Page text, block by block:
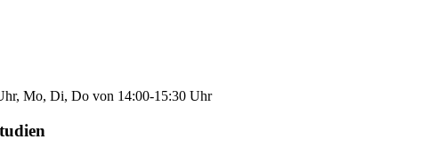
Mo, Di, Do von 14:00-15:30 Uhr